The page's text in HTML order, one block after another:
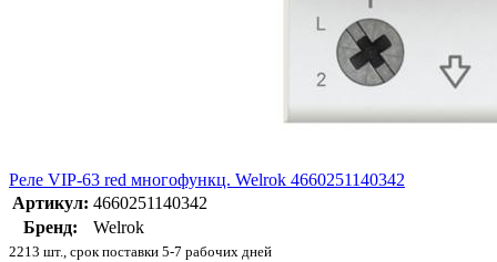
Реле VIP-63 red многофункц. Welrok 4660251140342
Артикул: 4660251140342
Бренд:
Welrok
2213 шт., срок поставки 5-7 рабочих дней